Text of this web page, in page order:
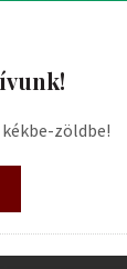
zöldbe!